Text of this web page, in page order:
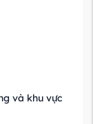
và khu vực